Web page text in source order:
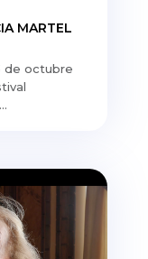
MARTEL
de octubre